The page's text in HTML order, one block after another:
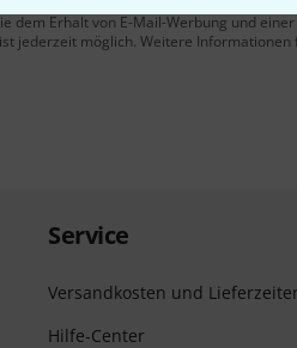
dem Erhalt von E-Mail-Werbung und
jederzeit möglich. Weitere Informationen
Service
Versandkosten und
Hilfe-Center